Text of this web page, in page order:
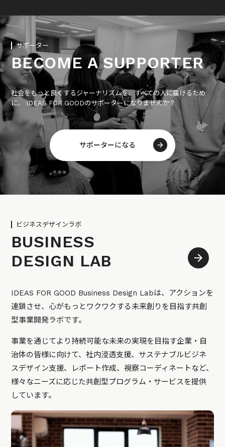
サポーター
BECOME A SUPPORTER
社会をもっと良くするジャーナリズムを、すべての人に届けるため
に、 IDEAS FOR GOODのサポーターになりませんか？
サポーターになる
ビジネスデザインラボ
BUSINESS
DESIGN LAB
IDEAS FOR GOOD Business Design Labは、アクションを
連鎖させ、心がもっとワクワクする未来創りを目指す共創
型事業開発ラボです。
事業を通じてより持続可能な未来の実現を目指す企業・自
治体の皆様に向けて、社内浸透支援、サステナブルビジネ
スデザイン支援、レポート作成、視察コーディネートなど、
様々なニーズに応じた共創型プログラム・サービスを提供
しています。